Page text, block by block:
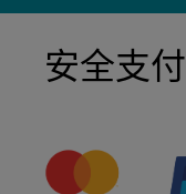
安全支付